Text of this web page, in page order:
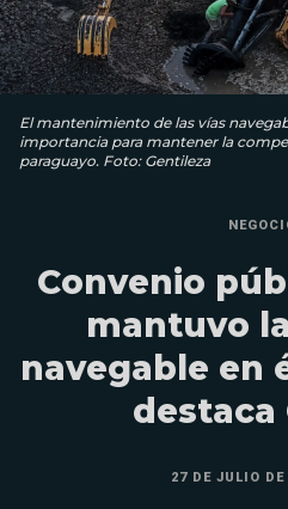
El mantenimiento de las vías
importancia para mantener la
paraguayo. Foto: Gentileza
Convenio
mantuvo
navegable en
destaca
27 DE JULIO